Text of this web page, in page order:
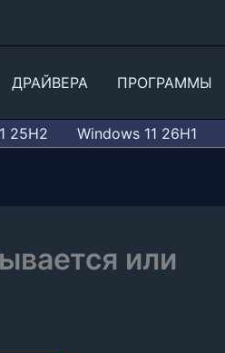
ДРАЙВЕРА ПРОГРАММЫ
25H2 Windows 11 26H1
или